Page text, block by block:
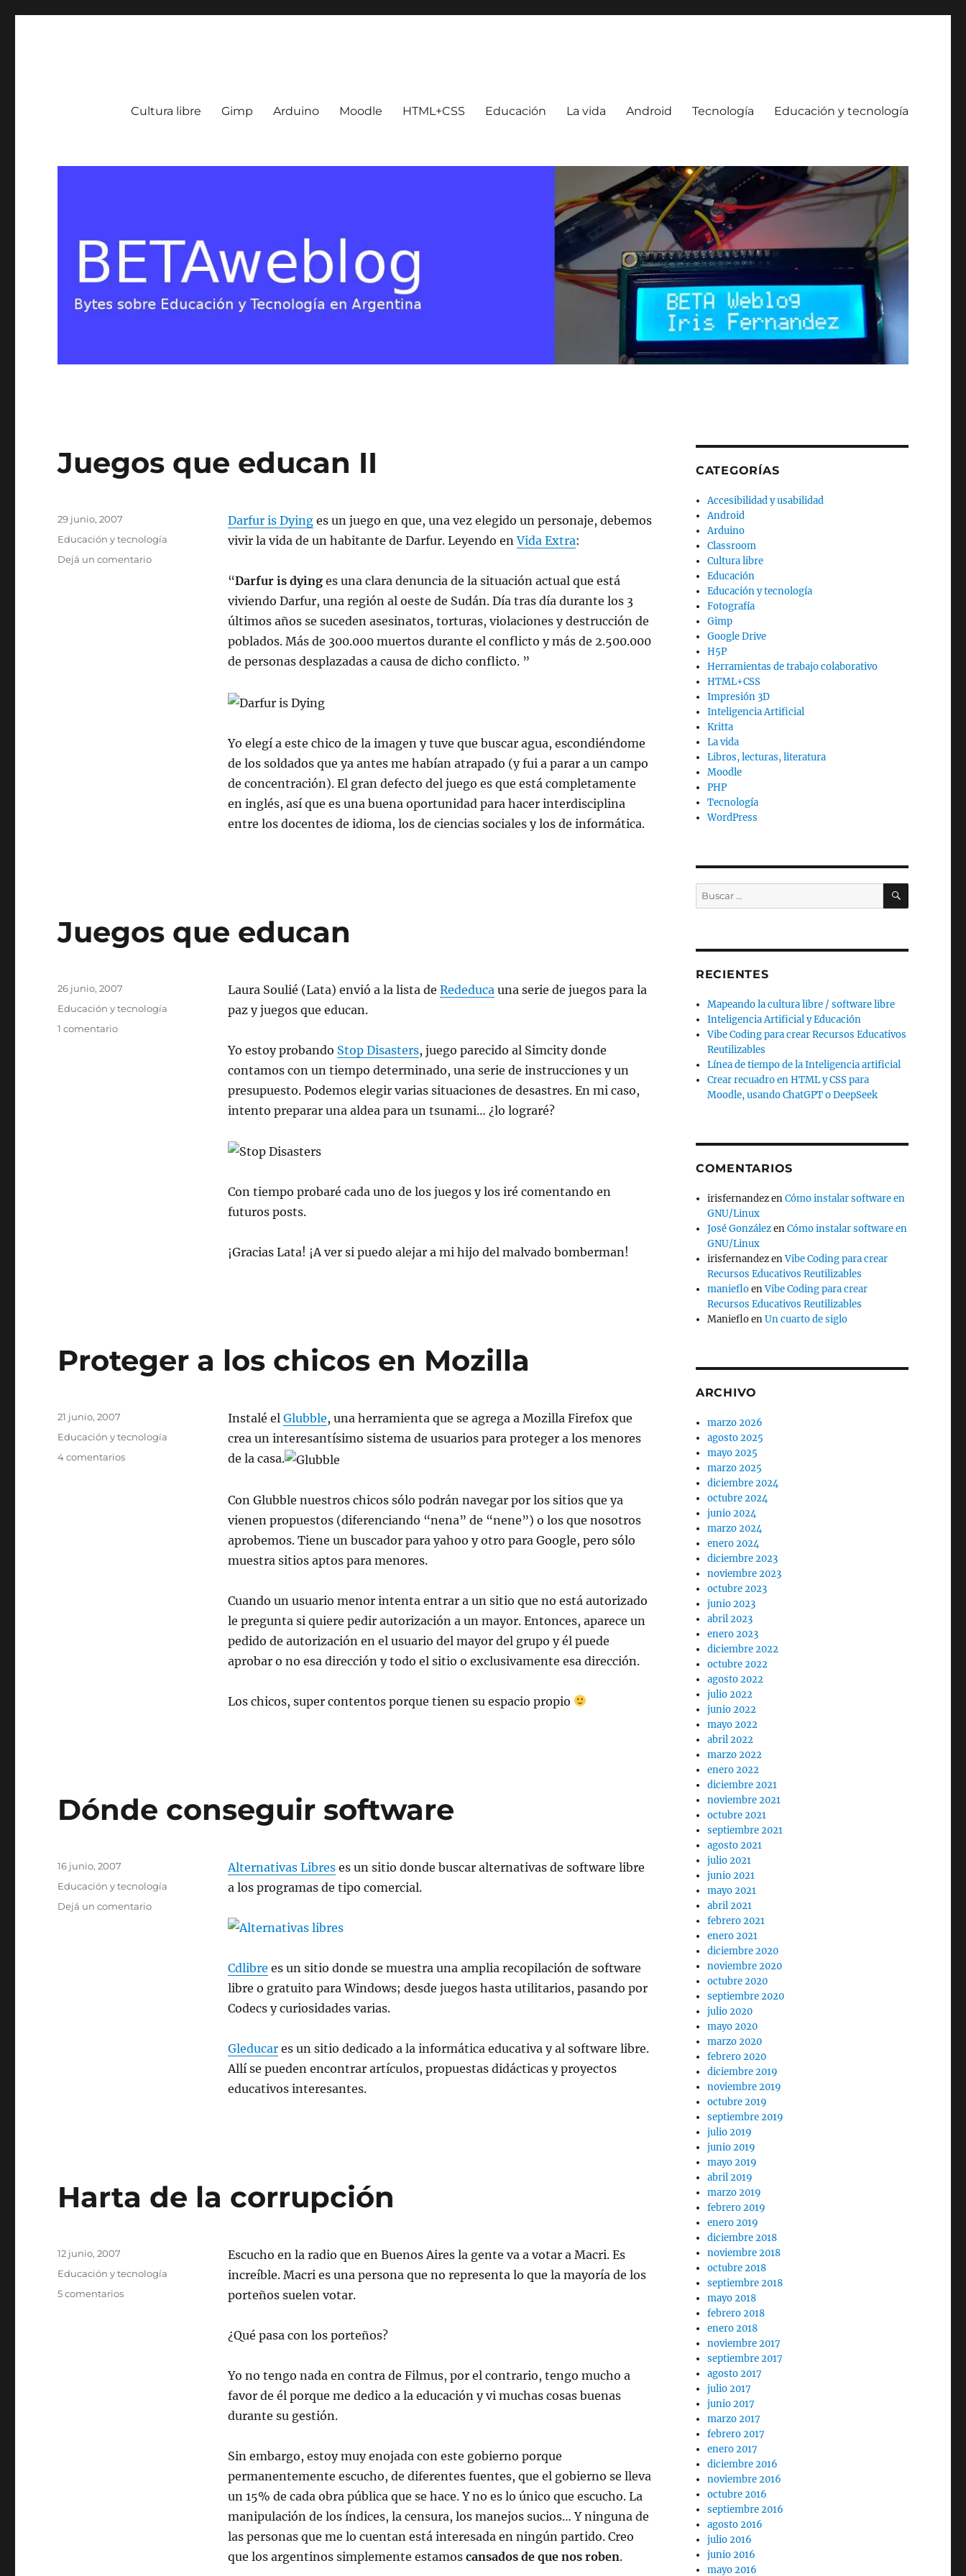
Cultura libre Gimp Arduino Moodle HTML+CSS Educación La vida Android Tecnología Educación y tecnología
Juegos que educan II
Darfur is Dyinges un juego en que, una vez elegido un personaje, debemos
vivir la vida de un habitante de Darfur. Leyendo enVida Extra:
“Darfur is dyinges una clara denuncia de la situación actual que está
viviendo Darfur, una región al oeste de Sudán. Día tras día durante los 3
últimos años se suceden asesinatos, torturas, violaciones y destrucción de
poblados. Más de 300.000 muertos durante el conflicto y más de 2.500.000
de personas desplazadas a causa de dicho conflicto. ”
Yo elegí a este chico de la imagen y tuve que buscar agua, escondiéndome
de los soldados que ya antes me habían atrapado (y fui a parar a un campo
de concentración). El gran defecto del juego es que está completamente
en inglés, así que es una buena oportunidad para hacer interdisciplina
entre los docentes de idioma, los de ciencias sociales y los de informática.
Publicado
29 junio, 2007
Categorías
Educación y tecnología
Dejá un comentarioen
Juegos que educan
Laura Soulié (Lata) envió a la lista de Rededuca una serie de juegos para la
paz y juegos que educan.
Yo estoy probando Stop Disasters, juego parecido al Simcity donde
contamos con un tiempo determinado, una serie de instrucciones y un
presupuesto. Podemos elegir varias situaciones de desastres. En mi caso,
intento preparar una aldea para un tsunami… ¿lo lograré?
Con tiempo probaré cada uno de los juegos y los iré comentando en
futuros posts.
¡Gracias Lata! ¡A ver si puedo alejar a mi hijo del malvado bomberman!
Publicado
26 junio, 2007
Categorías
Educación y tecnología
1 comentarioen
Proteger a los chicos en Mozilla
Instalé el Glubble, una herramienta que se agrega a Mozilla Firefox que
crea un interesantí­simo sistema de usuarios para proteger a los menores
de la casa.
Con Glubble nuestros chicos sólo podrán navegar por los sitios que ya
vienen propuestos (diferenciando “nena” de “nene”) o los que nosotros
aprobemos. Tiene un buscador para yahoo y otro para Google, pero sólo
muestra sitios aptos para menores.
Cuando un usuario menor intenta entrar a un sitio que no está autorizado
le pregunta si quiere pedir autorización a un mayor. Entonces, aparece un
pedido de autorización en el usuario del mayor del grupo y él puede
aprobar o no esa dirección y todo el sitio o exclusivamente esa dirección.
Los chicos, super contentos porque tienen su espacio propio
Publicado
el
21 junio, 2007
Categorías
Educación y tecnología
4 comentariosen
Dónde conseguir software
Alternativas Libreses un sitio donde buscar alternativas de software libre
a los programas de tipo comercial.
Cdlibre es un sitio donde se muestra una amplia recopilación de software
libre o gratuito para Windows; desde juegos hasta utilitarios, pasando por
Codecs y curiosidades varias.
Gleducares un sitio dedicado a la informática educativa y al software libre.
Allí­ se pueden encontrar artí­culos, propuestas didácticas y proyectos
educativos interesantes.
Publicado
16 junio, 2007
Categorías
Educación y tecnología
Dejá un comentarioen
Harta de la corrupción
Escucho en la radio que en Buenos Aires la gente va a votar a Macri. Es
increí­ble. Macri es una persona que no representa lo que la mayorí­a de los
porteños suelen votar.
¿Qué pasa con los porteños?
Yo no tengo nada en contra de Filmus, por el contrario, tengo mucho a
favor de él porque me dedico a la educación y vi muchas cosas buenas
durante su gestión.
Sin embargo, estoy muy enojada con este gobierno porque
permanentemente escucho, de diferentes fuentes, que el gobierno se lleva
un 15% de cada obra pública que se hace. Y no es lo único que escucho. La
manipulación de los í­ndices, la censura, los manejos sucios… Y ninguna de
las personas que me lo cuentan está interesada en ningún partido. Creo
que los argentinos simplemente estamos cansados de que nos roben.
Publicado
12 junio, 2007
Categorías
Educación y tecnología
5 comentariosen
CATEGORÍAS
Accesibilidad y usabilidad
Android
Arduino
Classroom
Cultura libre
Educación
Educación y tecnología
Fotografía
Gimp
Google Drive
H5P
Herramientas de trabajo colaborativo
HTML+CSS
Impresión 3D
Inteligencia Artificial
Kritta
La vida
Libros, lecturas, literatura
Moodle
PHP
Tecnología
WordPress
Buscar
por:
BUSCAR
RECIENTES
Mapeando la cultura libre / software libre
Inteligencia Artificial y Educación
Vibe Coding para crear Recursos Educativos
Reutilizables
Línea de tiempo de la Inteligencia artificial
Crear recuadro en HTML y CSS para
Moodle, usando ChatGPT o DeepSeek
COMENTARIOS
irisfernandezenCómo instalar software en
GNU/Linux
José GonzálezenCómo instalar software en
GNU/Linux
irisfernandezenVibe Coding para crear
Recursos Educativos Reutilizables
maniefloenVibe Coding para crear
Recursos Educativos Reutilizables
ManiefloenUn cuarto de siglo
ARCHIVO
marzo 2026
agosto 2025
mayo 2025
marzo 2025
diciembre 2024
octubre 2024
junio 2024
marzo 2024
enero 2024
diciembre 2023
noviembre 2023
octubre 2023
junio 2023
abril 2023
enero 2023
diciembre 2022
octubre 2022
agosto 2022
julio 2022
junio 2022
mayo 2022
abril 2022
marzo 2022
enero 2022
diciembre 2021
noviembre 2021
octubre 2021
septiembre 2021
agosto 2021
julio 2021
junio 2021
mayo 2021
abril 2021
febrero 2021
enero 2021
diciembre 2020
noviembre 2020
octubre 2020
septiembre 2020
julio 2020
mayo 2020
marzo 2020
febrero 2020
diciembre 2019
noviembre 2019
octubre 2019
septiembre 2019
julio 2019
junio 2019
mayo 2019
abril 2019
marzo 2019
febrero 2019
enero 2019
diciembre 2018
noviembre 2018
octubre 2018
septiembre 2018
mayo 2018
febrero 2018
enero 2018
noviembre 2017
septiembre 2017
agosto 2017
julio 2017
junio 2017
marzo 2017
febrero 2017
enero 2017
diciembre 2016
noviembre 2016
octubre 2016
septiembre 2016
agosto 2016
julio 2016
junio 2016
mayo 2016